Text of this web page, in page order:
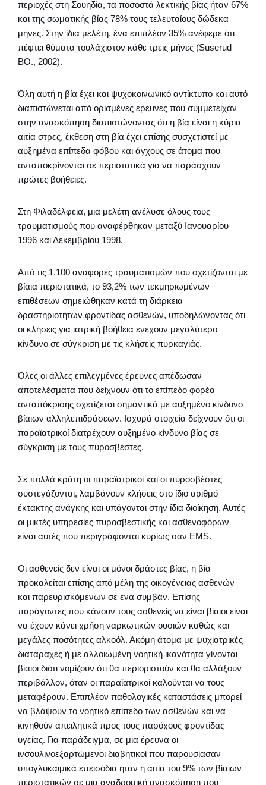
περιοχές στη Σουηδία, τα ποσοστά λεκτικής βίας ήταν 67%
και της σωματικής βίας 78% τους τελευταίους δώδεκα
μήνες. Στην ίδια μελέτη, ένα επιπλέον 35% ανέφερε ότι
πέφτει θύματα τουλάχιστον κάθε τρεις μήνες (Suserud
BO., 2002).
Όλη αυτή η βία έχει και ψυχοκοινωνικό αντίκτυπο και αυτό
διαπιστώνεται από ορισμένες έρευνες που συμμετείχαν
στην ανασκόπηση διαπιστώνοντας ότι η βία είναι η κύρια
αιτία στρες, έκθεση στη βία έχει επίσης συσχετιστεί με
αυξημένα επίπεδα φόβου και άγχους σε άτομα που
ανταποκρίνονται σε περιστατικά για να παράσχουν
πρώτες βοήθειες.
Στη Φιλαδέλφεια, μια μελέτη ανέλυσε όλους τους
τραυματισμούς που αναφέρθηκαν μεταξύ Ιανουαρίου
1996 και Δεκεμβρίου 1998.
Από τις 1.100 αναφορές τραυματισμών που σχετίζονται με
βίαια περιστατικά, το 93,2% των τεκμηριωμένων
επιθέσεων σημειώθηκαν κατά τη διάρκεια
δραστηριοτήτων φροντίδας ασθενών, υποδηλώνοντας ότι
οι κλήσεις για ιατρική βοήθεια ενέχουν μεγαλύτερο
κίνδυνο σε σύγκριση με τις κλήσεις πυρκαγιάς.
Όλες οι άλλες επιλεγμένες έρευνες απέδωσαν
αποτελέσματα που δείχνουν ότι το επίπεδο φορέα
ανταπόκρισης σχετίζεται σημαντικά με αυξημένο κίνδυνο
βίαιων αλληλεπιδράσεων. Ισχυρά στοιχεία δείχνουν ότι οι
παραϊατρικοί διατρέχουν αυξημένο κίνδυνο βίας σε
σύγκριση με τους πυροσβέστες.
Σε πολλά κράτη οι παραϊατρικοί και οι πυροσβέστες
συστεγάζονται, λαμβάνουν κλήσεις στο ίδιο αριθμό
έκτακτης ανάγκης και υπάγονται στην ίδια διοίκηση. Αυτές
οι μικτές υπηρεσίες πυροσβεστικής και ασθενοφόρων
είναι αυτές που περιγράφονται κυρίως σαν ΕΜS.
Οι ασθενείς δεν είναι οι μόνοι δράστες βίας, η βία
προκαλείται επίσης από μέλη της οικογένειας ασθενών
και παρευρισκόμενων σε ένα συμβάν. Επίσης
παράγοντες που κάνουν τους ασθενείς να είναι βίαιοι είναι
να έχουν κάνει χρήση ναρκωτικών ουσιών καθώς και
μεγάλες ποσότητες αλκοόλ. Ακόμη άτομα με ψυχιατρικές
διαταραχές ή με αλλοιωμένη νοητική ικανότητα γίνονται
βίαιοι διότι νομίζουν ότι θα περιοριστούν και θα αλλάξουν
περιβάλλον, όταν οι παραϊατρικοί καλούνται να τους
μεταφέρουν. Επιπλέον παθολογικές καταστάσεις μπορεί
να βλάψουν το νοητικό επίπεδο των ασθενών και να
κινηθούν απειλητικά προς τους παρόχους φροντίδας
υγείας. Για παράδειγμα, σε μια έρευνα οι
ινσουλινοεξαρτώμενοι διαβητικοί που παρουσίασαν
υπογλυκαιμικά επεισόδια ήταν η αιτία του 9% των βίαιων
περιστατικών σε μια αναδρομική ανασκόπηση που